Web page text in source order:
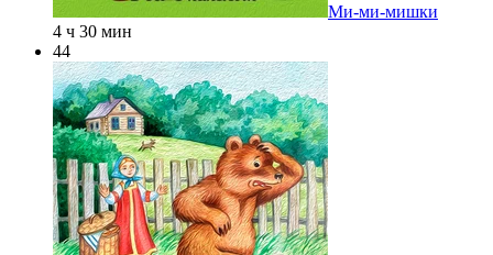
Ми-ми-мишки
4 ч 30 мин
44